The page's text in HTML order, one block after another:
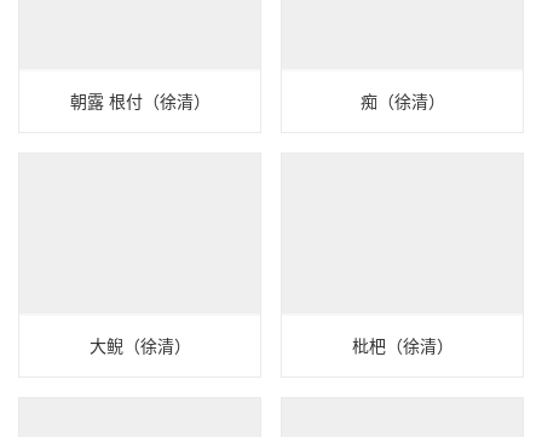
朝露 根付（徐清） 痴（徐清）
大鲵（徐清） 枇杷（徐清）